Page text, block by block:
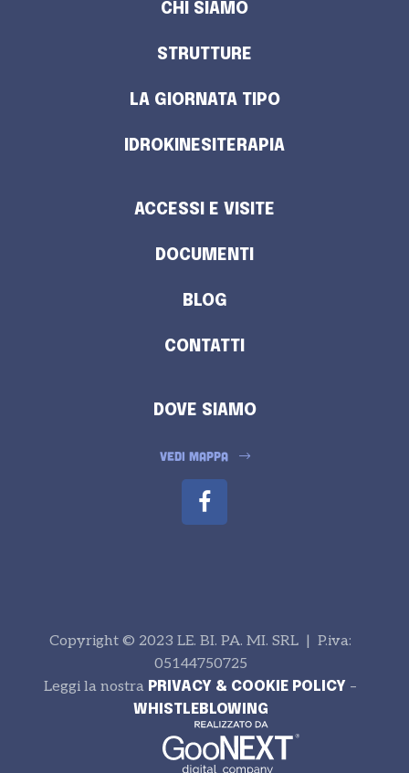
CHI SIAMO
STRUTTURE
LA GIORNATA TIPO
IDROKINESITERAPIA
ACCESSI E VISITE
DOCUMENTI
BLOG
CONTATTI
DOVE SIAMO
VEDI MAPPA
Copyright © 2023 LE. BI. PA. MI. SRL | P.iva:
05144750725
Leggi la nostra PRIVACY & COOKIE POLICY –
WHISTLEBLOWING